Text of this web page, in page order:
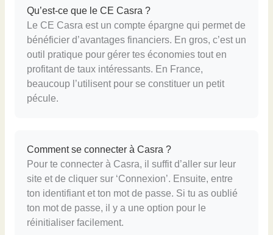
Qu’est-ce que le CE Casra ?
Le CE Casra est un compte épargne qui permet de
bénéficier d’avantages financiers. En gros, c’est un
outil pratique pour gérer tes économies tout en
profitant de taux intéressants. En France,
beaucoup l’utilisent pour se constituer un petit
pécule.
Comment se connecter à Casra ?
Pour te connecter à Casra, il suffit d’aller sur leur
site et de cliquer sur ‘Connexion’. Ensuite, entre
ton identifiant et ton mot de passe. Si tu as oublié
ton mot de passe, il y a une option pour le
réinitialiser facilement.